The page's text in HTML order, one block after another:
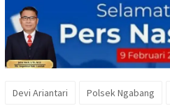
Devi Ariantari Polsek Ngabang